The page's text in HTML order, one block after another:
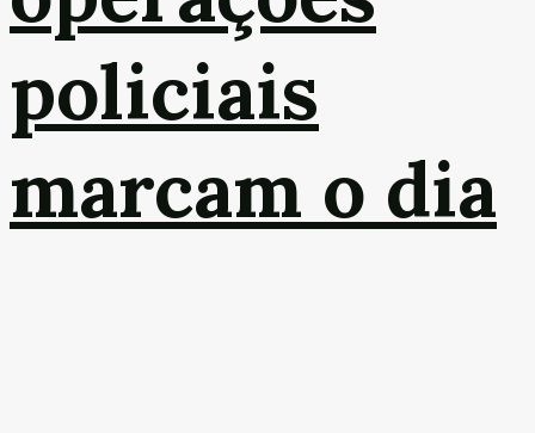
policiais
marcam o dia